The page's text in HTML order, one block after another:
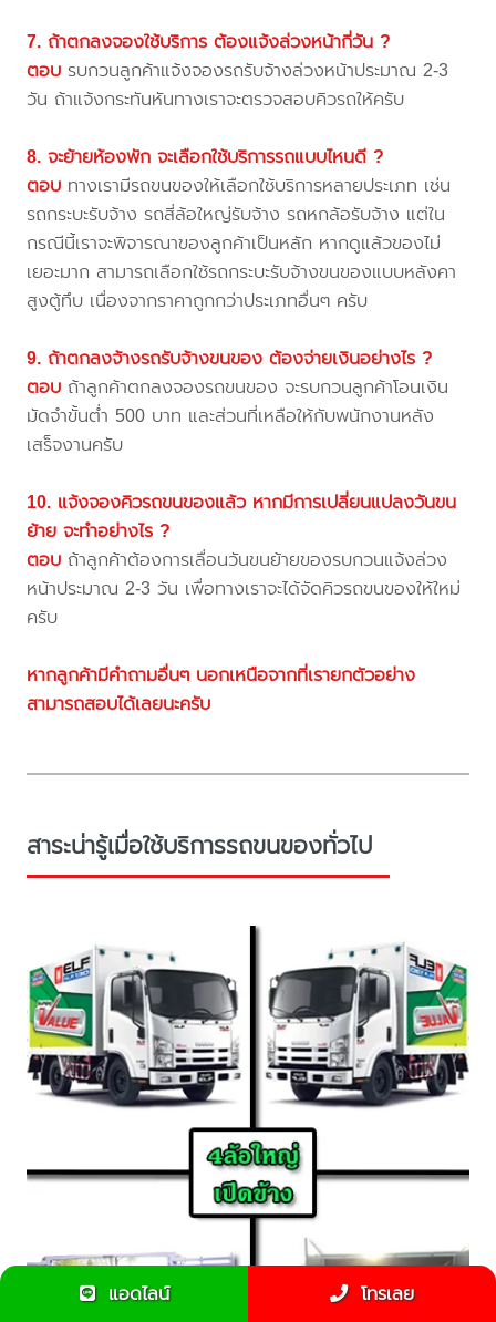
7. ถ้าตกลงจองใช้บริการ ต้องแจ้งล่วงหน้ากี่วัน ?
ตอบ รบกวนลูกค้าแจ้งจองรถรับจ้างล่วงหน้าประมาณ 2-3
วัน ถ้าแจ้งกระทันหันทางเราจะตรวจสอบคิวรถให้ครับ
8. จะย้ายห้องพัก จะเลือกใช้บริการรถแบบไหนดี ?
ตอบ ทางเรามีรถขนของให้เลือกใช้บริการหลายประเภท เช่น
รถกระบะรับจ้าง รถสี่ล้อใหญ่รับจ้าง รถหกล้อรับจ้าง แต่ใน
กรณีนี้เราจะพิจารณาของลูกค้าเป็นหลัก หากดูแล้วของไม่
เยอะมาก สามารถเลือกใช้รถกระบะรับจ้างขนของแบบหลังคา
สูงตู้ทึบ เนื่องจากราคาถูกกว่าประเภทอื่นๆ ครับ
9. ถ้าตกลงจ้างรถรับจ้างขนของ ต้องจ่ายเงินอย่างไร ?
ตอบ ถ้าลูกค้าตกลงจองรถขนของ จะรบกวนลูกค้าโอนเงิน
มัดจำขั้นต่ำ 500 บาท และส่วนที่เหลือให้กับพนักงานหลัง
เสร็จงานครับ
10. แจ้งจองคิวรถขนของแล้ว หากมีการเปลี่ยนแปลงวันขน
ย้าย จะทำอย่างไร ?
ตอบ ถ้าลูกค้าต้องการเลื่อนวันขนย้ายของรบกวนแจ้งล่วง
หน้าประมาณ 2-3 วัน เพื่อทางเราจะได้จัดคิวรถขนของให้ใหม่
ครับ
หากลูกค้ามีคำถามอื่นๆ นอกเหนือจากที่เรายกตัวอย่าง
สามารถสอบได้เลยนะครับ
สาระน่ารู้เมื่อใช้บริการรถขนของทั่วไป
แอดไลน์ โทรเลย